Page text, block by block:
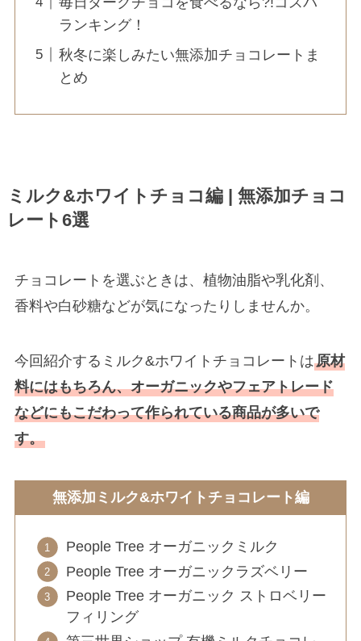
ランキング！
秋冬に楽しみたい無添加チョコレートま
とめ
ミルク&ホワイトチョコ編 | 無添加チョコ
レート6選
チョコレートを選ぶときは、植物油脂や乳化剤、
香料や白砂糖などが気になったりしませんか。
今回紹介するミルク&ホワイトチョコレートは原材
料にはもちろん、オーガニックやフェアトレード
などにもこだわって作られている商品が多いで
す。
無添加ミルク&ホワイトチョコレート編
People Tree オーガニックミルク
People Tree オーガニックラズベリー
People Tree オーガニック ストロベリー
フィリング